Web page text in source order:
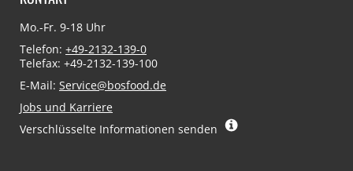
Mo.-Fr. 9-18 Uhr
Telefon: +49-2132-139-0
Telefax: +49-2132-139-100
E-Mail: Service@bosfood.de
Jobs und Karriere
Verschlüsselte Informationen senden